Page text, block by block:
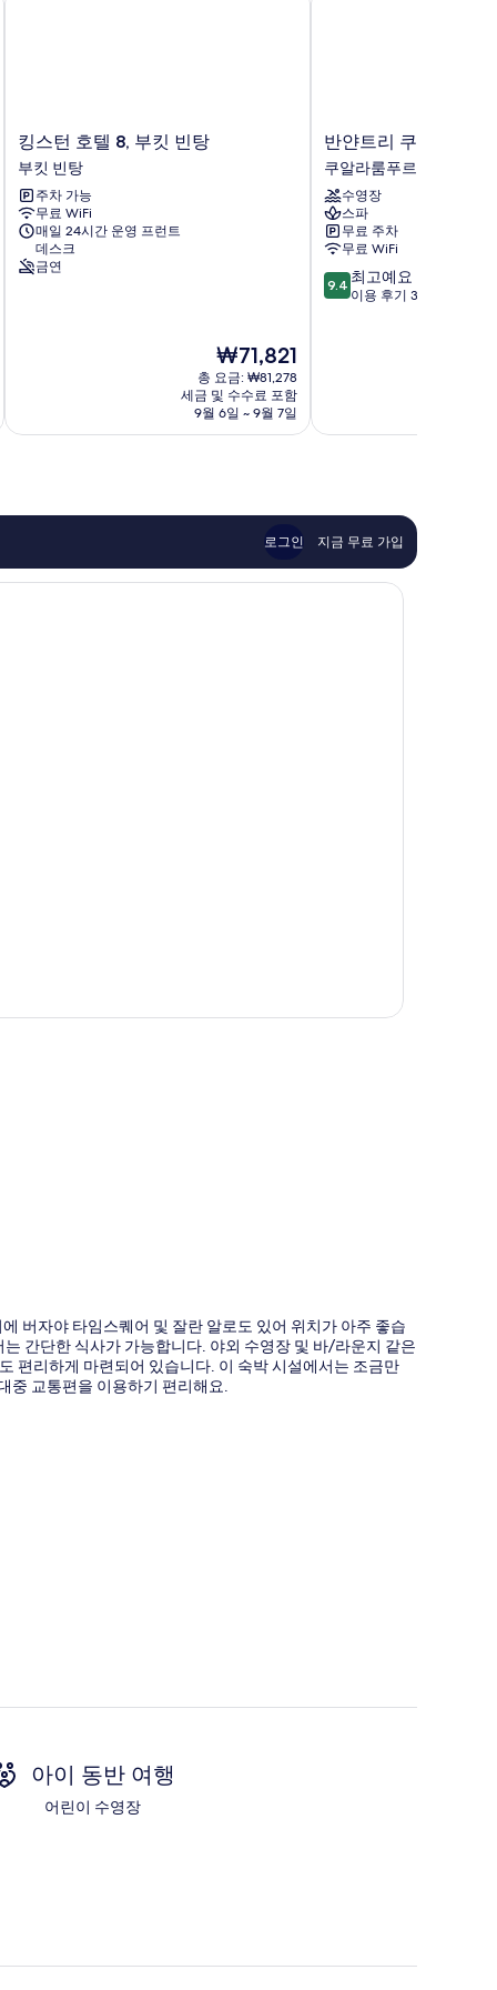
킹
스
턴
호
텔
8,
부
킷
킹스턴 호텔 8, 부킷 빈탕
부킷 빈탕
주차 가능
무료 WiFi
매일 24시간 운영 프런트
데스크
금연
현
재
요
금
₩71,821
₩71,821
총 요금: ₩81,278
세금 및 수수료 포함
9월 6일 ~ 9월 7일
반
얀
트
리
쿠
알
라
룸
푸
르
터
반얀트리 쿠알라룸푸
쿠알라룸푸르 시티 센터
수영장
스파
무료 주차
무료 WiFi
10
점
고
용
후
기
383
9.4 최고예요
이용 후기 383개
로그인 지금 무료 가입
버자야 타임스퀘어 및 잘란 알로도 있어 위치가 아주 좋습
간단한 식사가 가능합니다. 야외 수영장 및 바/라운지 같은
편리하게 마련되어 있습니다. 이 숙박 시설에서는 조금만
중 교통편을 이용하기 편리해요.
아이 동반 여행
어린이 수영장